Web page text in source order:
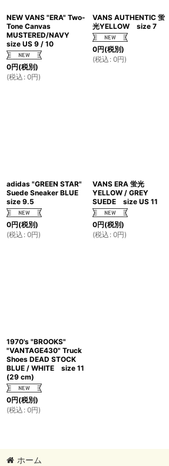
NEW VANS "ERA" Two-
Tone Canvas
MUSTERED/NAVY
size US 9 / 10
0円(税別)
(税込 : 0円)
VANS AUTHENTIC 蛍
光YELLOW size 7
0円(税別)
(税込 : 0円)
adidas "GREEN STAR"
Suede Sneaker BLUE
size 9.5
0円(税別)
(税込 : 0円)
VANS ERA 蛍光
YELLOW / GREY
SUEDE size US 11
0円(税別)
(税込 : 0円)
1970's "BROOKS"
"VANTAGE430" Truck
Shoes DEAD STOCK
BLUE / WHITE size 11
(29 cm)
0円(税別)
(税込 : 0円)
ホーム